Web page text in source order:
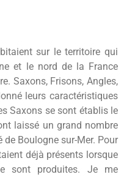
sur le territoire qui
et le nord de la France
Saxons, Frisons, Angles,
leurs caractéristiques
Saxons se sont établis le
laissé un grand nombre
Boulogne sur-Mer. Pour
déjà présents lorsque
sont produites. Je me